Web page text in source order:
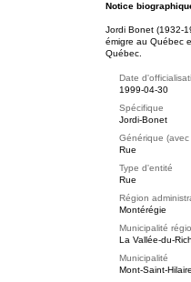
Notice
Jordi Bonet (1932-
émigre au Québec
Québec.
Date
1999-04-30
Spécifique
Jordi-Bonet
Générique
Rue
Type d'entité
Rue
Région
Montérégie
Municipalité
La Vallée-du-
Municipalité
Mont-Saint-